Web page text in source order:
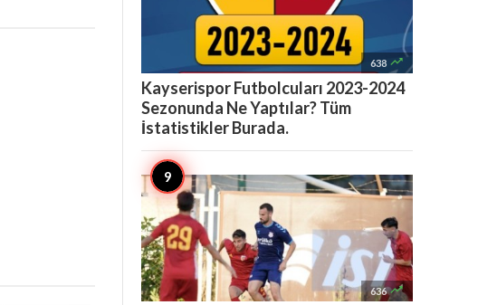
638 
Kayserispor Futbolcuları 2023-2024
Sezonunda Ne Yaptılar? Tüm
İstatistikler Burada.
636 